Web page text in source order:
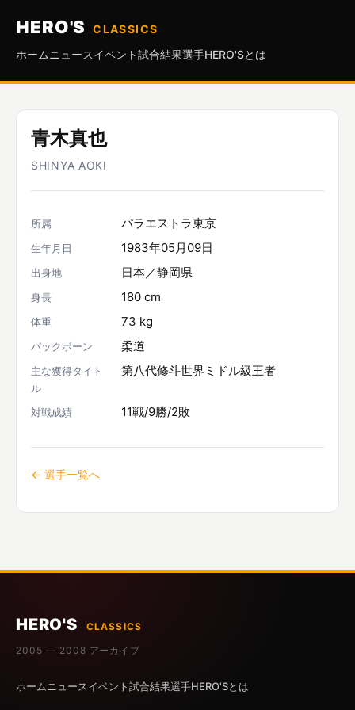
HERO'S
CLASSICS
ホーム ニュースイベント試合結果選手HERO'Sとは
青木真也
SHINYA AOKI
所属 パラエストラ東京
生年月日 1983年05月09日
出身地 日本／静岡県
身長 180 cm
体重 73 kg
バックボーン 柔道
主な獲得タイト
ル
第八代修斗世界ミドル級王者
対戦成績 11戦/9勝/2敗
← 選手一覧へ
HERO'S
CLASSICS
2005 — 2008 アーカイブ
ホームニュースイベント試合結果選手HERO'Sとは